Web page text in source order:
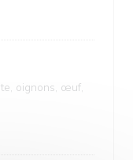
oignons, œuf,